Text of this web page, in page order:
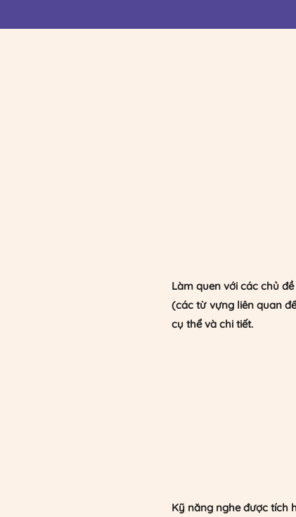
​Làm quen với các chủ
(các từ vựng liên quan
cụ thể và chi tiết.
Kỹ năng nghe được tích